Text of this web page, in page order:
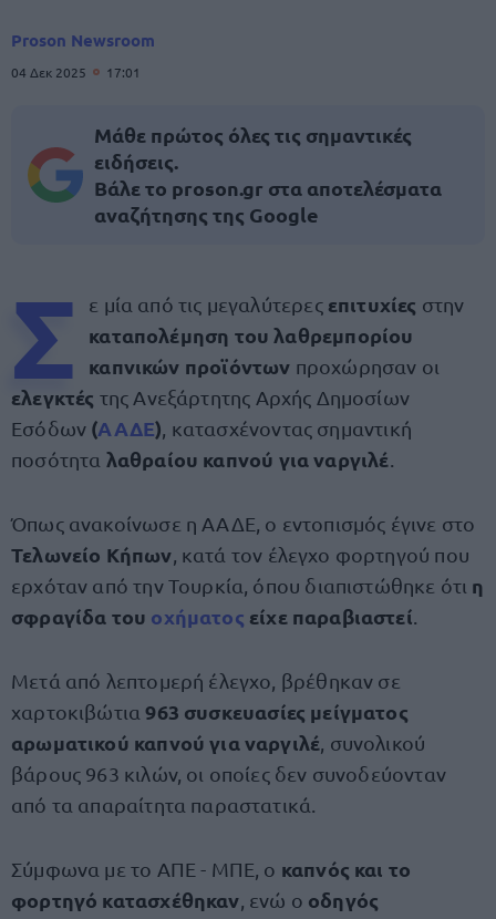
Proson Newsroom
04 Δεκ 2025 17:01
Μάθε πρώτος όλες τις σημαντικές
ειδήσεις.
Βάλε το proson.gr στα αποτελέσματα
αναζήτησης της Google
Σ ε μία από τις μεγαλύτερες επιτυχίες στην
καταπολέμηση του λαθρεμπορίου
καπνικών προϊόντων προχώρησαν οι
ελεγκτές της Ανεξάρτητης Αρχής Δημοσίων
Εσόδων (ΑΑΔΕ) , κατασχένοντας σημαντική
ποσότητα λαθραίου καπνού για ναργιλέ
Όπως ανακοίνωσε η ΑΑΔΕ, ο εντοπισμός έγινε στο
Τελωνείο Κήπων , κατά τον έλεγχο φορτηγού που
ερχόταν από την Τουρκία, όπου διαπιστώθηκε ότι η
σφραγίδα του οχήματος είχε παραβιαστεί
Μετά από λεπτομερή έλεγχο, βρέθηκαν σε
χαρτοκιβώτια963 συσκευασίες μείγματος
αρωματικού καπνού για ναργιλέ , συνολικού
βάρους 963 κιλών, οι οποίες δεν συνοδεύονταν
από τα απαραίτητα παραστατικά.
Σύμφωνα με το ΑΠΕ - ΜΠΕ, ο καπνός και το
φορτηγό κατασχέθηκαν , ενώ ο οδηγός